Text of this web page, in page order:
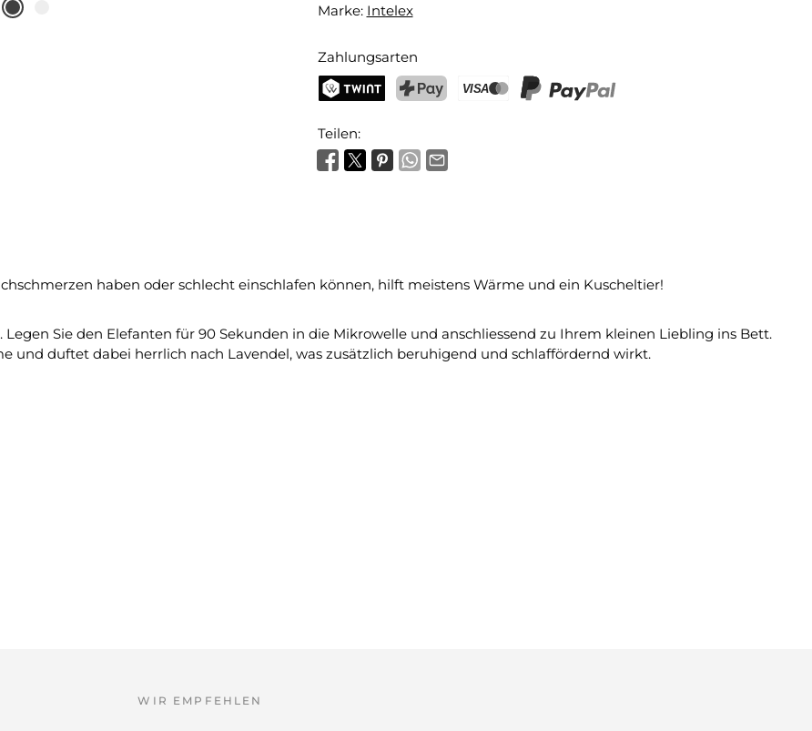
Marke: Intelex
Zahlungsarten
Teilen:
haben oder schlecht einschlafen können, hilft meistens Wärme und ein Kuscheltier!
Sie den Elefanten für 90 Sekunden in die Mikrowelle und anschliessend zu Ihrem kleinen Liebling ins Bett.
und duftet dabei herrlich nach Lavendel, was zusätzlich beruhigend und schlaffördernd wirkt.